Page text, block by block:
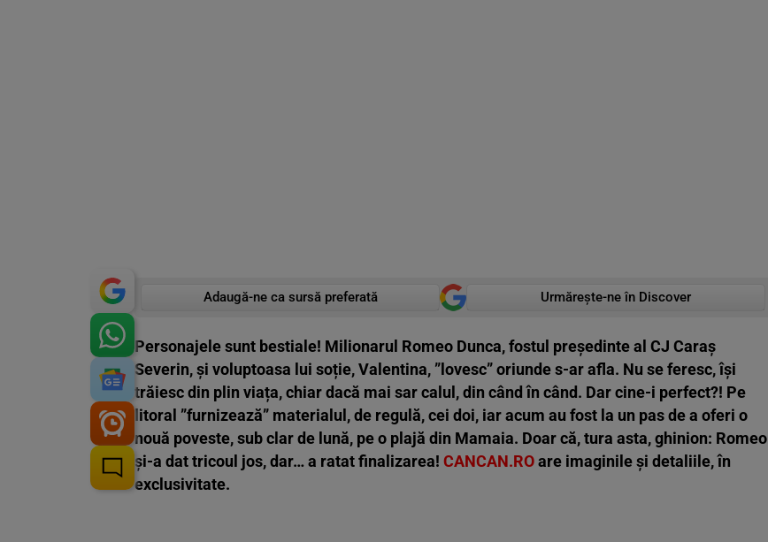
Adaugă-ne ca sursă preferată Urmărește-ne în Discover
Personajele sunt bestiale! Milionarul Romeo Dunca, fostul președinte al CJ Caraș
Severin, și voluptoasa lui soție, Valentina, ”lovesc” oriunde s-ar afla. Nu se feresc, își
trăiesc din plin viața, chiar dacă mai sar calul, din când în când. Dar cine-i perfect?! Pe
litoral ”furnizează” materialul, de regulă, cei doi, iar acum au fost la un pas de a oferi o
nouă poveste, sub clar de lună, pe o plajă din Mamaia. Doar că, tura asta, ghinion: Romeo
și-a dat tricoul jos, dar… a ratat finalizarea! CANCAN.ROare imaginile și detaliile, în
exclusivitate.